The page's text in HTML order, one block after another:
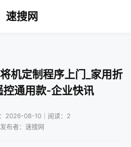
速搜网
机定制程序上门_家用折
控通用款-企业快讯
2026-08-10｜阅读：2
发布者：速搜网